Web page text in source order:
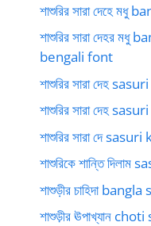
শাশুরির সারা দেহে
শাশুরির সারা দেহর
bengali font
শাশুরির সারা দেহ
শাশুরির সারা দেহ
শাশুরির সারা দে
শাশুরিকে শান্তি
শাশুড়ীর চাহিদা
শাশুড়ীর ঊপাখ্যান